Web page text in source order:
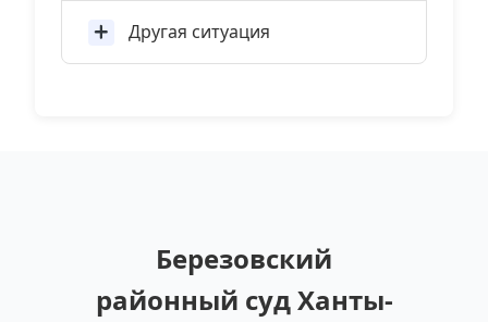
Другая ситуация
Березовский
районный суд Ханты-